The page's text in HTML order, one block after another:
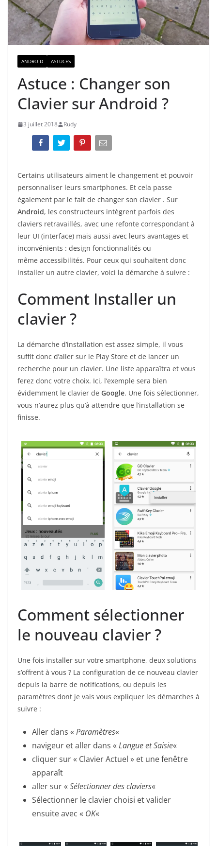
ANDROID ASTUCES
Astuce : Changer son
Clavier sur Android ?
3 juillet 2018 Rudy
Certains utilisateurs aiment le changement et pouvoir
personnaliser leurs smartphones. Et cela passe
également par le fait de changer son clavier . Sur
Android, les constructeurs intègrent parfois des
claviers retravaillés, avec une refonte correspondant à
leur UI (interface) mais aussi avec leurs avantages et
inconvénients : design fonctionnalités ou
même accessibilités. Pour ceux qui souhaitent donc
installer un autre clavier, voici la démarche à suivre :
Comment Installer un
clavier ?
La démarche d’installation est assez simple, il vous
suffit donc d’aller sur le Play Store et de lancer un
recherche pour un clavier. Une liste apparaîtra et vous
ferez donc votre choix. Ici, l’exemple sera bien
évidemment le clavier de Google. Une fois sélectionner,
vous n’aurez plus qu’à attendre que l’installation se
finisse.
Comment sélectionner
le nouveau clavier ?
Une fois installer sur votre smartphone, deux solutions
s’offrent à vous ? La configuration de ce nouveau clavier
depuis la barre de notifications, ou depuis les
paramètres dont je vais vous expliquer les démarches à
suivre :
Aller dans « Paramètres«
navigeur et aller dans « Langue et Saisie«
cliquer sur « Clavier Actuel » et une fenêtre
apparaît
aller sur « Sélectionner des claviers«
Sélectionner le clavier choisi et valider
ensuite avec « OK«